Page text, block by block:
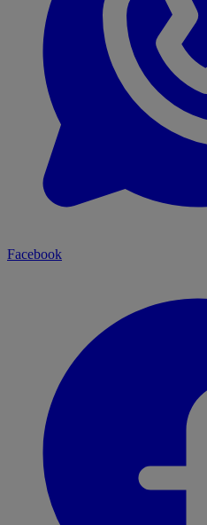
Facebook